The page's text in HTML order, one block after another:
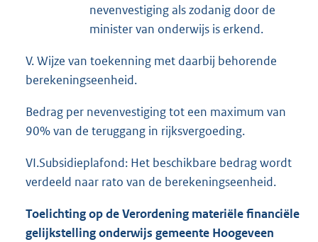
nevenvestiging als zodanig door de
minister van onderwijs is erkend.
V. Wijze van toekenning met daarbij behorende
berekeningseenheid.
Bedrag per nevenvestiging tot een maximum van
90% van de teruggang in rijksvergoeding.
VI.Subsidieplafond: Het beschikbare bedrag wordt
verdeeld naar rato van de berekeningseenheid.
Toelichting op de Verordening materiële financiële
gelijkstelling onderwijs gemeente Hoogeveen